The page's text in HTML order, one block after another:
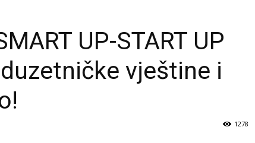
UP-START UP
vještine i
1278